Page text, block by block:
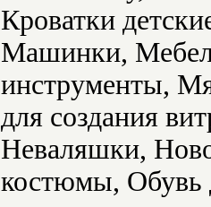
Кроватки
Машинки,
инструменты,
для создания
Неваляшки,
костюмы, Обувь